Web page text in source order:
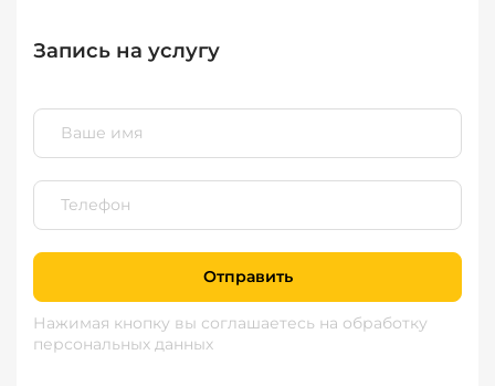
Запись на услугу
Отправить
Нажимая кнопку вы соглашаетесь на обработку
персональных данных